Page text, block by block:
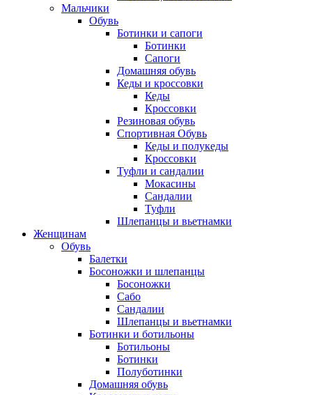
Мальчики
Обувь
Ботинки и сапоги
Ботинки
Сапоги
Домашняя обувь
Кеды и кроссовки
Кеды
Кроссовки
Резиновая обувь
Спортивная Обувь
Кеды и полукеды
Кроссовки
Туфли и сандалии
Мокасины
Сандалии
Туфли
Шлепанцы и вьетнамки
Женщинам
Обувь
Балетки
Босоножки и шлепанцы
Босоножки
Сабо
Сандалии
Шлепанцы и вьетнамки
Ботинки и ботильоны
Ботильоны
Ботинки
Полуботинки
Домашняя обувь